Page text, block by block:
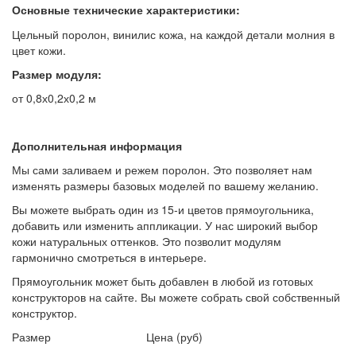
Основные технические характеристики:
Цельный поролон, винилис кожа, на каждой детали молния в
цвет кожи.
Размер модуля:
от 0,8х0,2х0,2 м
Дополнительная информация
Мы сами заливаем и режем поролон. Это позволяет нам
изменять размеры базовых моделей по вашему желанию.
Вы можете выбрать один из 15-и цветов прямоугольника,
добавить или изменить аппликации. У нас широкий выбор
кожи натуральных оттенков. Это позволит модулям
гармонично смотреться в интерьере.
Прямоугольник может быть добавлен в любой из готовых
конструкторов на сайте. Вы можете собрать свой собственный
конструктор.
Размер Цена (руб)